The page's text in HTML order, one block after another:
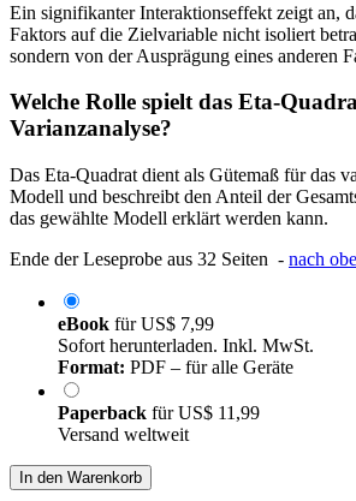
Ein signifikanter Interaktionseffekt zeigt an,
Faktors auf die Zielvariable nicht isoliert
sondern von der Ausprägung eines anderen
Welche Rolle spielt das Eta-
Varianzanalyse?
Das Eta-Quadrat dient als Gütemaß für das
Modell und beschreibt den Anteil der
das gewählte Modell erklärt werden kann.
Ende der Leseprobe aus 32 Seiten - nach
eBook fürUS$ 7,99
Sofort herunterladen. Inkl. MwSt.
Format: PDF – für alle Geräte
Paperback fürUS$ 11,99
Versand weltweit
In den Warenkorb